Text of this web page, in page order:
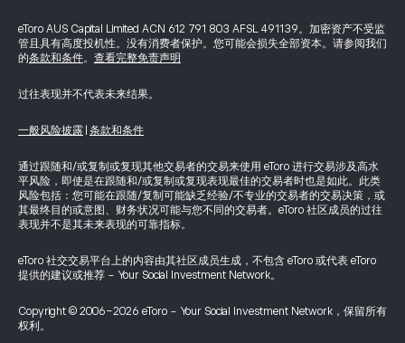
eToro AUS Capital Limited ACN 612 791 803 AFSL 491139。加密资产不受监
管且具有高度投机性。没有消费者保护。您可能会损失全部资本。请参阅我们
的条款和条件。 查看完整免责声明
过往表现并不代表未来结果。
一般风险披露 条款和条件
通过跟随和/或复制或复现其他交易者的交易来使用 eToro 进行交易涉及高水
平风险，即使是在跟随和/或复制或复现表现最佳的交易者时也是如此。此类
风险包括：您可能在跟随/复制可能缺乏经验/不专业的交易者的交易决策，或
其最终目的或意图、财务状况可能与您不同的交易者。eToro 社区成员的过往
表现并不是其未来表现的可靠指标。
eToro 社交交易平台上的内容由其社区成员生成，不包含 eToro 或代表 eToro
提供的建议或推荐 - Your Social Investment Network。
Copyright © 2006-2026 eToro - Your Social Investment Network，保留所有
权利。